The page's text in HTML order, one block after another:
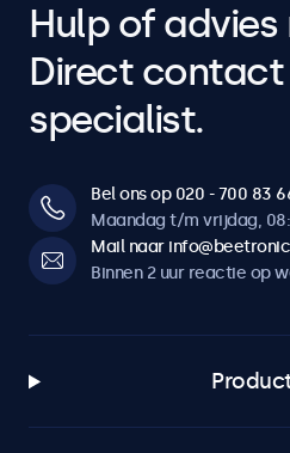
Hulp of advies
Direct contact
specialist.
Bel ons op 020 - 700 83
Maandag t/m vrijdag,
Mail naar
Binnen 2 uur reactie op